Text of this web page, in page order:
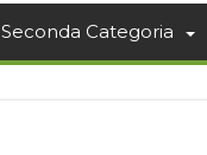
Seconda Categoria